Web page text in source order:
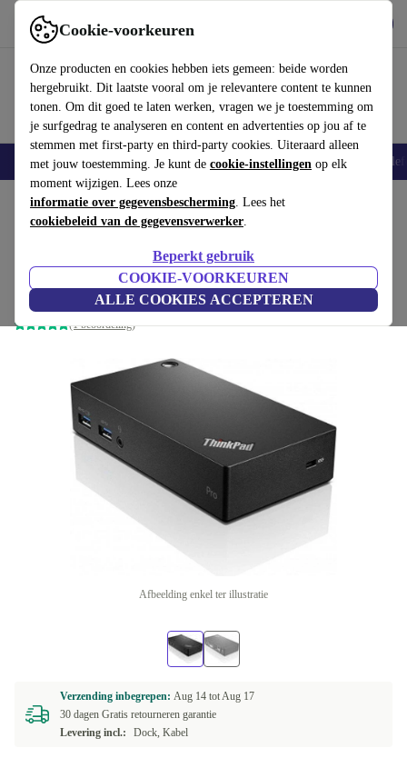
Cookie-voorkeuren
Onze producten en cookies hebben iets gemeen: beide worden
hergebruikt. Dit laatste vooral om je relevantere content te kunnen
tonen. Om dit goed te laten werken, vragen we je toestemming om
je surfgedrag te analyseren en content en advertenties op jou af te
stemmen met first-party en third-party cookies. Uiteraard alleen
met jouw toestemming. Je kunt de cookie-instellingen op elk
moment wijzigen. Lees onze
informatie over gegevensbescherming. Lees het
cookiebeleid van de gegevensverwerker.
Beperkt gebruik
COOKIE-VOORKEUREN
ALLE COOKIES ACCEPTEREN
Gebruik refurbed snel en eenvoudig
Smartphones Laptops Tablets Smartwatches Accessoires
Home Producten Toebehoor Docking Stations
Lenovo Pro Dock 40A7
Dockingstation
zonder netadapter
(1 beoordeling)
€ 34,80
Afbeelding enkel ter illustratie
Verzending inbegrepen: Aug 14 totAug 17
30 dagen Gratis retourneren garantie
Levering incl.:
Dock, Kabel